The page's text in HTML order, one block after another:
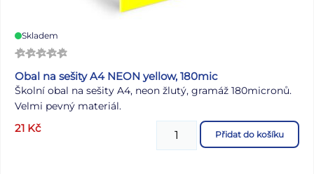
Skladem
Obal na sešity A4 NEON yellow, 180mic
Školní obal na sešity A4, neon žlutý, gramáž 180micronů.
Velmi pevný materiál.
21 Kč Přidat do košíku